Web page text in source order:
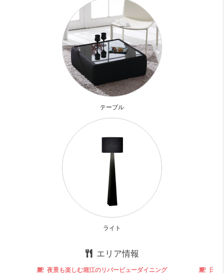
そこそこ 12 点
コスパは普通かな。
良い！ 16 点
めっちゃ良い！！ 20 点
難波にあるので飲食店には困りません。
少し遠いですがスーパーもあります。
キッチンは３口コンロで◎
テーブル
ライト
エリア情報
夜景も楽しむ堀江のリバービューダイニング 日本